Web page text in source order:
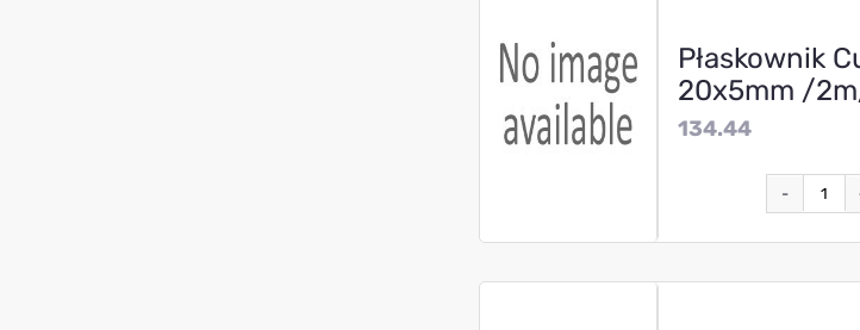
Płaskownik
20x5mm /
134.44
-